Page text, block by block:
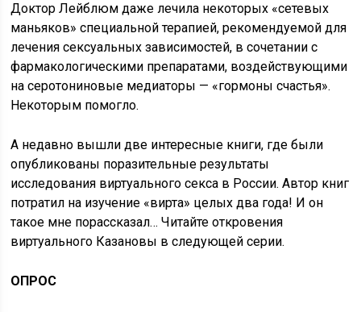
Доктор Лейблюм даже лечила некоторых «сетевых
маньяков» специальной терапией, рекомендуемой для
лечения сексуальных зависимостей, в сочетании с
фармакологическими препаратами, воздействующими
на серотониновые медиаторы — «гормоны счастья».
Некоторым помогло.
А недавно вышли две интересные книги, где были
опубликованы поразительные результаты
исследования виртуального секса в России. Автор книг
потратил на изучение «вирта» целых два года! И он
такое мне порассказал… Читайте откровения
виртуального Казановы в следующей серии.
ОПРОС